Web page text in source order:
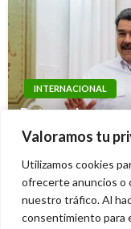
Valoramos tu
Utilizamos cookies
ofrecerte anuncios o
nuestro tráfico. Al
consentimiento para
INTERNACIONAL
Petro sale
régimen de
Ariel Cabrera lunes